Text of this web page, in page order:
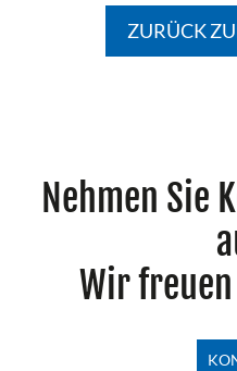
ZURÜCK
Nehmen Sie
Wir